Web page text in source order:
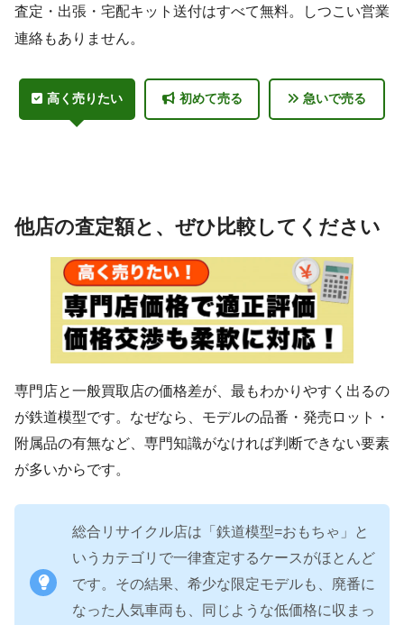
査定・出張・宅配キット送付はすべて無料。しつこい営業
連絡もありません。
高く売りたい 初めて売る 急いで売る
他店の査定額と、ぜひ比較してください
専門店と一般買取店の価格差が、最もわかりやすく出るの
が鉄道模型です。なぜなら、モデルの品番・発売ロット・
附属品の有無など、専門知識がなければ判断できない要素
が多いからです。
総合リサイクル店は「鉄道模型=おもちゃ」と
いうカテゴリで一律査定するケースがほとんど
です。その結果、希少な限定モデルも、廃番に
なった人気車両も、同じような低価格に収まっ